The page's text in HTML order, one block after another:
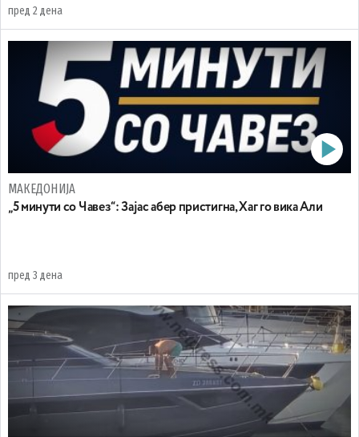
пред 2 дена
МАКЕДОНИЈА
„5 минути со Чавез“: Зајас абер пристигна, Хаг го вика Али
пред 3 дена